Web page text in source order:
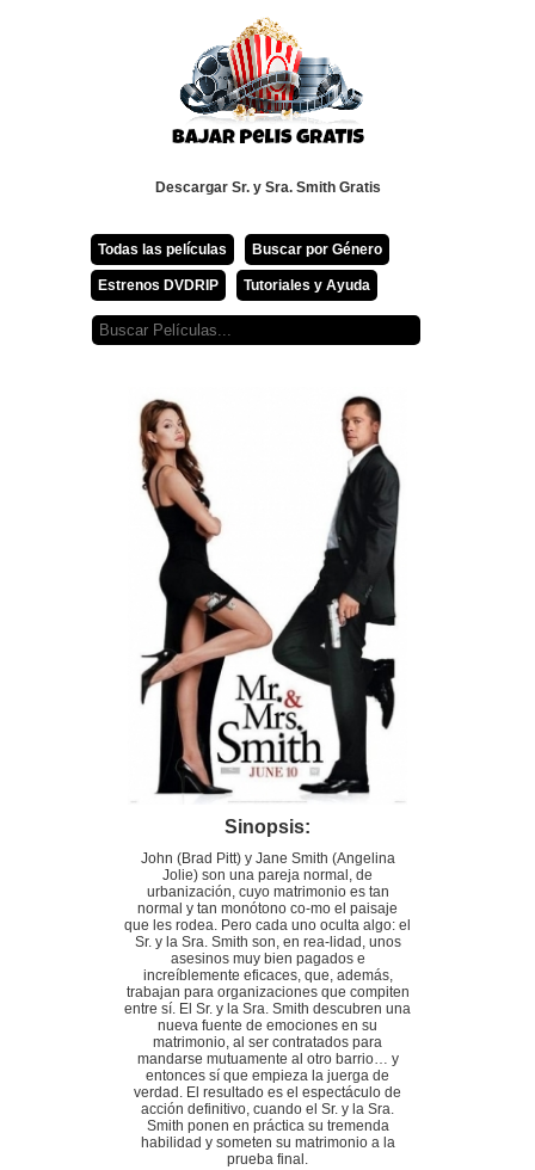
Descargar Sr. y Sra. Smith Gratis
Todas las películas Buscar por Género
Estrenos DVDRIP Tutoriales y Ayuda
Sinopsis:
John (Brad Pitt) y Jane Smith (Angelina
Jolie) son una pareja normal, de
urbanización, cuyo matrimonio es tan
normal y tan monótono co-mo el paisaje
que les rodea. Pero cada uno oculta algo: el
Sr. y la Sra. Smith son, en rea-lidad, unos
asesinos muy bien pagados e
increíblemente eficaces, que, además,
trabajan para organizaciones que compiten
entre sí. El Sr. y la Sra. Smith descubren una
nueva fuente de emociones en su
matrimonio, al ser contratados para
mandarse mutuamente al otro barrio… y
entonces sí que empieza la juerga de
verdad. El resultado es el espectáculo de
acción definitivo, cuando el Sr. y la Sra.
Smith ponen en práctica su tremenda
habilidad y someten su matrimonio a la
prueba final.